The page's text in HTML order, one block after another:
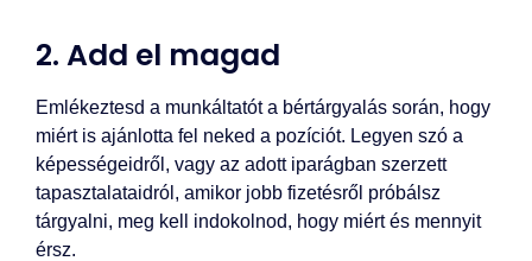
2. Add el magad
Emlékeztesd a munkáltatót a bértárgyalás során, hogy
miért is ajánlotta fel neked a pozíciót. Legyen szó a
képességeidről, vagy az adott iparágban szerzett
tapasztalataidról, amikor jobb fizetésről próbálsz
tárgyalni, meg kell indokolnod, hogy miért és mennyit
érsz.